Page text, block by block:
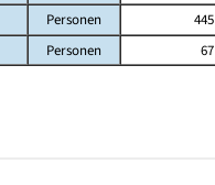
Personen 445
Personen 67